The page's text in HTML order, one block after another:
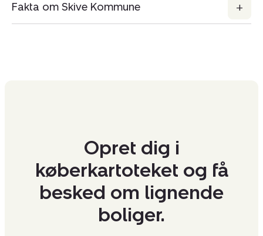
Fakta om Skive Kommune
Opret dig i
køberkartoteket og få
besked om lignende
boliger.